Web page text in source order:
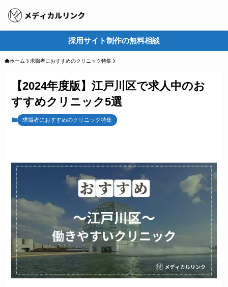
採用サイト制作の無料相談
ホーム 求職者におすすめのクリニック特集
【2024年度版】江戸川区で求人中のお
すすめクリニック5選
求職者におすすめのクリニック特集